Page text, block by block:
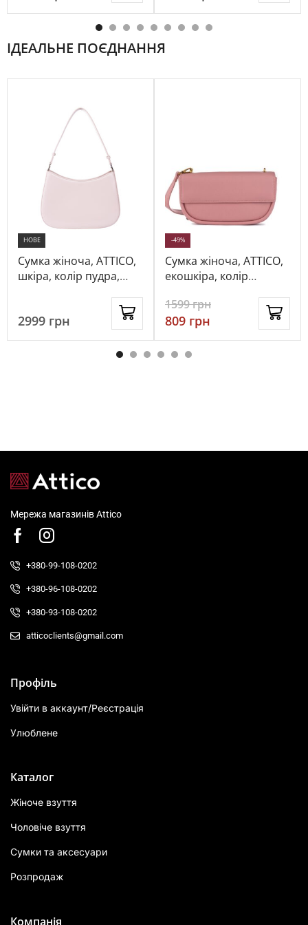
ІДЕАЛЬНЕ ПОЄДНАННЯ
НОВЕ
Сумка жіноча, ATTICO,
шкіра, колір пудра,
2999 грн
Сумка жіноча, ATTICO,
екошкіра, колір
-49%
1599грн
809 грн
Мережа магазинів Attico
+380-99-108-0202
+380-96-108-0202
+380-93-108-0202
atticoclients@gmail.com
Профіль
Увійти в аккаунт/Реєстрація
Улюблене
Каталог
Жіноче взуття
Чоловіче взуття
Сумки та аксесуари
Розпродаж
Компанія